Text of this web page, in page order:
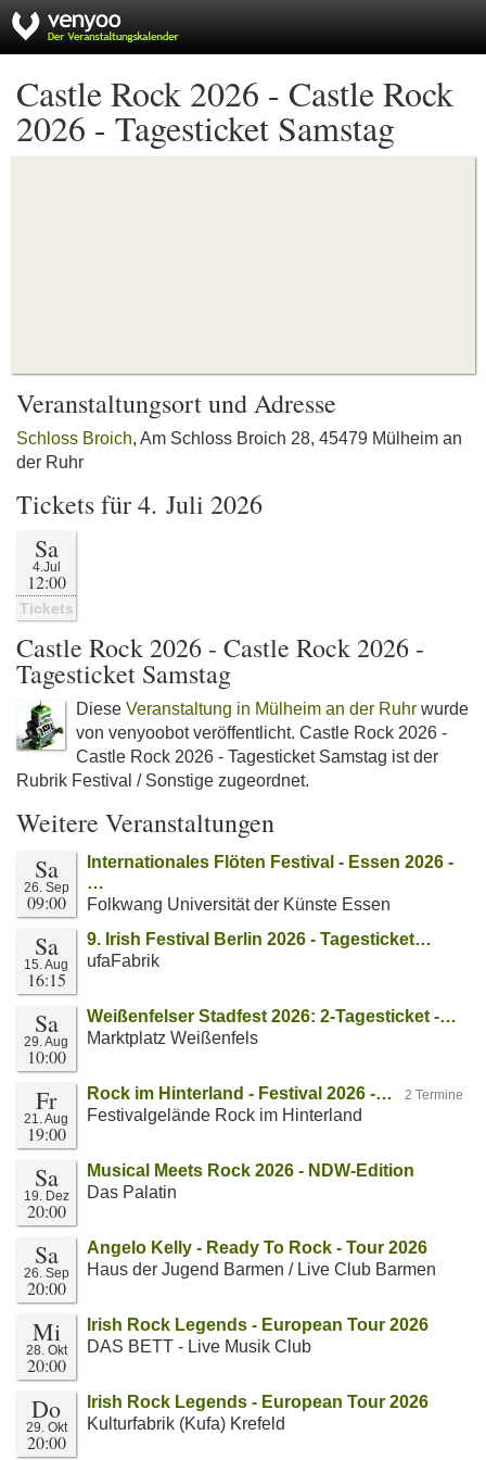
Castle Rock 2026 - Castle Rock
2026 - Tagesticket Samstag
Veranstaltungsort und Adresse
Schloss Broich, Am Schloss Broich 28, 45479 Mülheim an
der Ruhr
Tickets für 4. Juli 2026
Sa
4.Jul
12:00
Tickets
Castle Rock 2026 - Castle Rock 2026 -
Tagesticket Samstag
Diese Veranstaltung in Mülheim an der Ruhr wurde
von venyoobot veröffentlicht. Castle Rock 2026 -
Castle Rock 2026 - Tagesticket Samstag ist der
Rubrik Festival / Sonstige zugeordnet.
Weitere Veranstaltungen
Sa
26. Sep
09:00
Internationales Flöten Festival - Essen 2026 -
…
Folkwang Universität der Künste Essen
Sa
15. Aug
16:15
9. Irish Festival Berlin 2026 - Tagesticket…
ufaFabrik
Sa
29. Aug
10:00
Weißenfelser Stadfest 2026: 2-Tagesticket -…
Marktplatz Weißenfels
Fr
21. Aug
19:00
2 Termine
Rock im Hinterland - Festival 2026 -…
Festivalgelände Rock im Hinterland
Sa
19. Dez
20:00
Musical Meets Rock 2026 - NDW-Edition
Das Palatin
Sa
26. Sep
20:00
Angelo Kelly - Ready To Rock - Tour 2026
Haus der Jugend Barmen / Live Club Barmen
Mi
28. Okt
20:00
Irish Rock Legends - European Tour 2026
DAS BETT - Live Musik Club
Do
29. Okt
20:00
Irish Rock Legends - European Tour 2026
Kulturfabrik (Kufa) Krefeld